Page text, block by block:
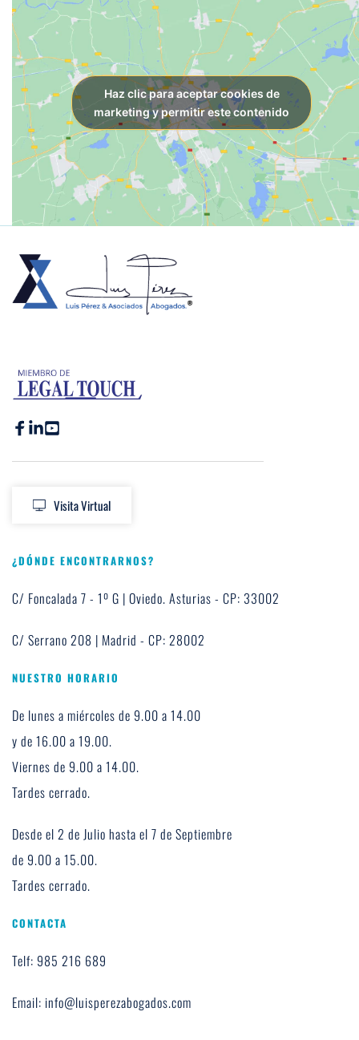
Haz clic para aceptar cookies de
marketing y permitir este contenido
Visita Virtual
¿DÓNDE ENCONTRARNOS?
C/ Foncalada 7 - 1º G | Oviedo. Asturias - CP: 33002
C/ Serrano 208 | Madrid - CP: 28002
NUESTRO HORARIO
De lunes a miércoles de 9.00 a 14.00
y de 16.00 a 19.00.
Viernes de 9.00 a 14.00.
Tardes cerrado.
Desde el 2 de Julio hasta el 7 de Septiembre
de 9.00 a 15.00.
Tardes cerrado.
CONTACTA
Telf: 985 216 689
Email: info@luisperezabogados.com